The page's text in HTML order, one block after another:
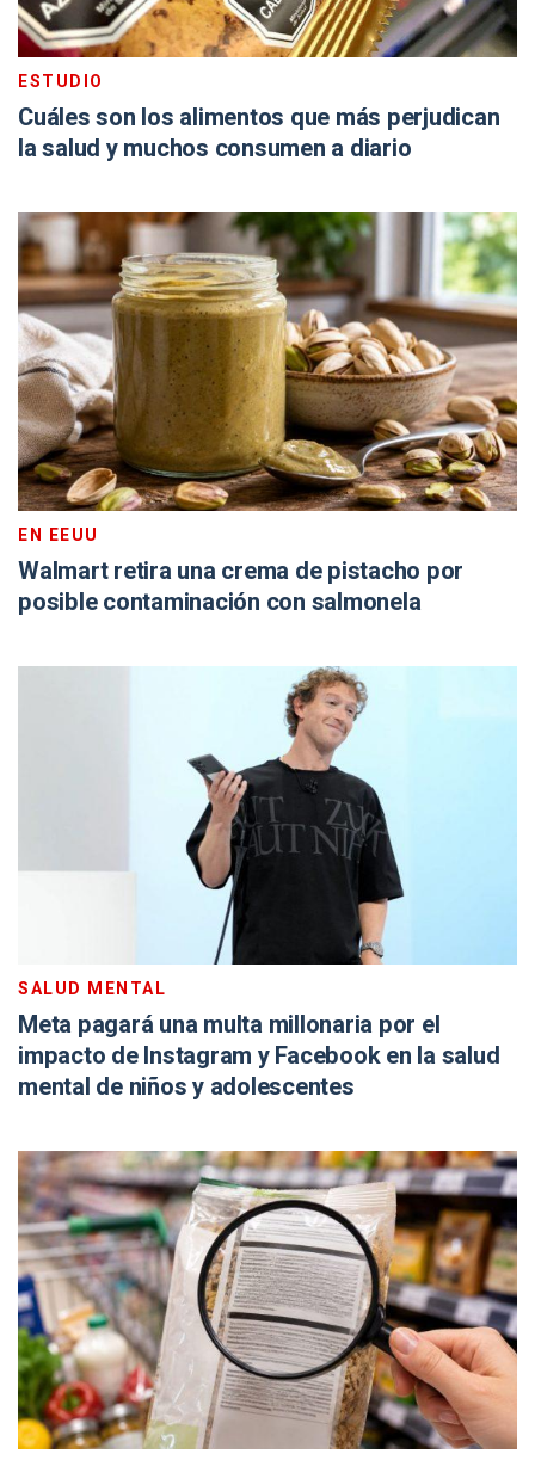
ESTUDIO
Cuáles son los alimentos que más perjudican
la salud y muchos consumen a diario
EN EEUU
Walmart retira una crema de pistacho por
posible contaminación con salmonela
SALUD MENTAL
Meta pagará una multa millonaria por el
impacto de Instagram y Facebook en la salud
mental de niños y adolescentes